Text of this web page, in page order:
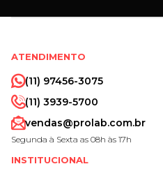
ATENDIMENTO
(11) 97456-3075
(11) 3939-5700
vendas@prolab.com.br
Segunda à Sexta as 08h às 17h
INSTITUCIONAL